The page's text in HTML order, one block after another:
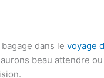
dans le voyage
beau